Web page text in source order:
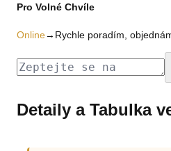
Pro Volné Chvíle
Online→ Rychle poradím,
Detaily a Tabulka